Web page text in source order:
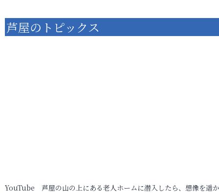
芦屋のトピックス
YouTube 芦屋の山の上にある老人ホームに潜入したら、想像を遥